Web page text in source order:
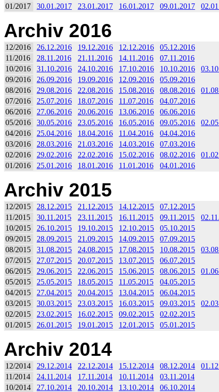
01/2017
30.01.2017 23.01.2017 16.01.2017 09.01.2017
Archiv 2016
12/2016 26.12.2016 19.12.2016 12.12.2016
05.12.2016
11/2016
28.11.2016 21.11.2016 14.11.2016
07.11.2016
10/2016
31.10.2016 24.10.2016 17.10.2016 10.10.2016
09/2016
26.09.2016 19.09.2016 12.09.2016
05.09.2016
08/2016
29.08.2016 22.08.2016 15.08.2016 08.08.2016
07/2016
25.07.2016 18.07.2016 11.07.2016
04.07.2016
06/2016
27.06.2016 20.06.2016 13.06.2016
06.06.2016
05/2016
30.05.2016 23.05.2016 16.05.2016 09.05.2016
04/2016
25.04.2016 18.04.2016 11.04.2016
04.04.2016
03/2016
28.03.2016 21.03.2016 14.03.2016
07.03.2016
02/2016
29.02.2016 22.02.2016 15.02.2016 08.02.2016
01/2016
25.01.2016 18.01.2016 11.01.2016 04.01.2016
Archiv 2015
12/2015 28.12.2015 21.12.2015 14.12.2015
07.12.2015
11/2015
30.11.2015 23.11.2015 16.11.2015 09.11.2015
10/2015
26.10.2015 19.10.2015 12.10.2015
05.10.2015
09/2015
28.09.2015 21.09.2015 14.09.2015
07.09.2015
08/2015
31.08.2015 24.08.2015 17.08.2015 10.08.2015
07/2015
27.07.2015 20.07.2015 13.07.2015
06.07.2015
06/2015
29.06.2015 22.06.2015 15.06.2015 08.06.2015
05/2015
25.05.2015 18.05.2015 11.05.2015
04.05.2015
04/2015
27.04.2015 20.04.2015 13.04.2015
06.04.2015
03/2015
30.03.2015 23.03.2015 16.03.2015 09.03.2015
02/2015
23.02.2015 16.02.2015 09.02.2015
02.02.2015
01/2015
26.01.2015 19.01.2015 12.01.2015 05.01.2015
Archiv 2014
12/2014 29.12.2014 22.12.2014 15.12.2014 08.12.2014
11/2014
24.11.2014 17.11.2014 10.11.2014
03.11.2014
10/2014
27.10.2014 20.10.2014 13.10.2014
06.10.2014